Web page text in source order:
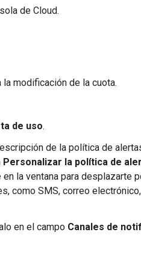
de Cloud.
modificación de la cuota.
de uso.
de la política de
Personalizar la política de
en la ventana para desplazarte
como SMS, correo
en el campo Canales de